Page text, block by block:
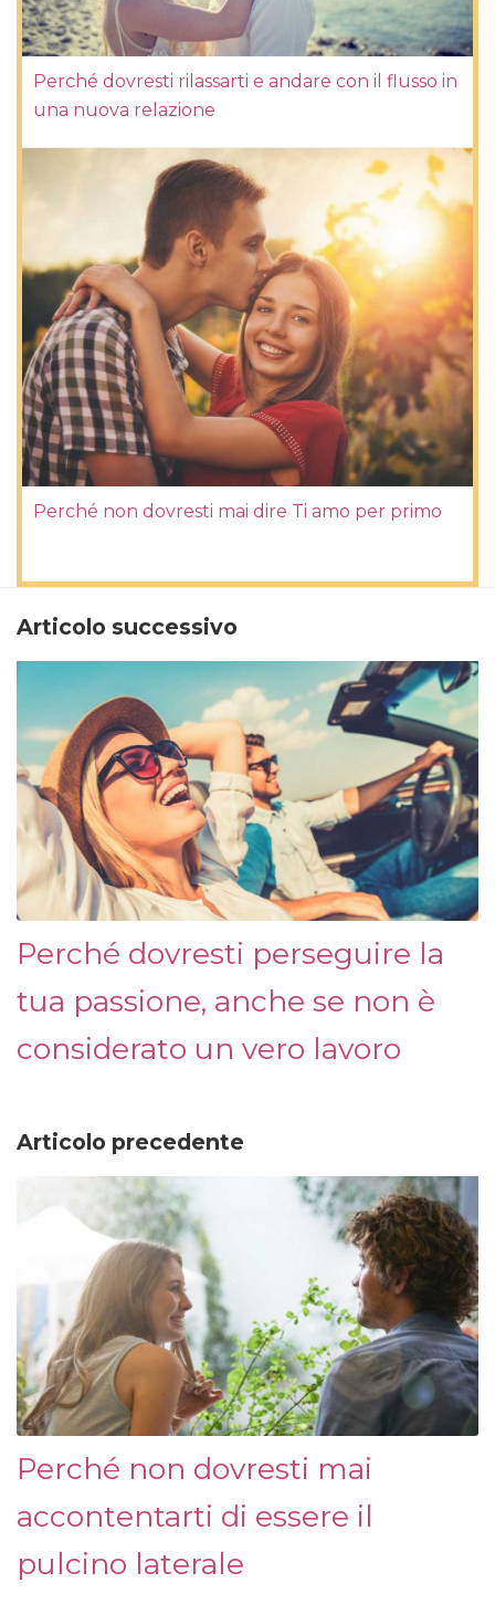
Perché dovresti rilassarti e andare con il flusso in
una nuova relazione
Perché non dovresti mai dire Ti amo per primo
Articolo successivo
Perché dovresti perseguire la
tua passione, anche se non è
considerato un vero lavoro
Articolo precedente
Perché non dovresti mai
accontentarti di essere il
pulcino laterale